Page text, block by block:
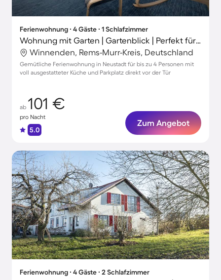
Ferienwohnung ∙ 4 Gäste ∙ 1 Schlafzimmer
Wohnung mit Garten | Gartenblick | Perfekt für die Arbeit von Zuhause
Winnenden, Rems-Murr-Kreis, Deutschland
Gemütliche Ferienwohnung in Neustadt für bis zu 4 Personen mit
voll ausgestatteter Küche und Parkplatz direkt vor der Tür
ab 101 €
pro Nacht
5.0
Zum Angebot
Ferienwohnung ∙ 4 Gäste ∙ 2 Schlafzimmer